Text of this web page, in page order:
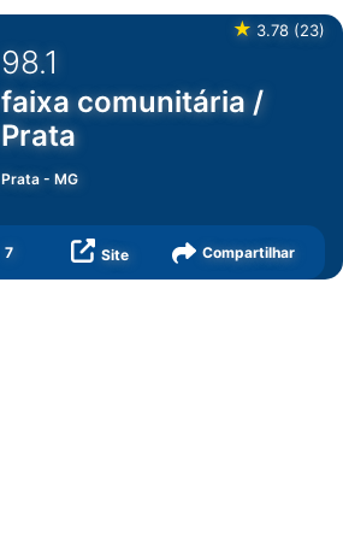
★ 3.78 (23)
98.1
faixa comunitária /
Prata
Prata -MG
7 Site Compartilhar